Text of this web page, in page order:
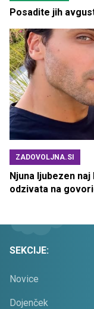
Posadite jih
ZADOVOLJNA.SI
Njuna ljubezen
odzivata na
SEKCIJE:
Novice
Dojenček